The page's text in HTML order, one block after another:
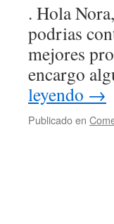
. Hola
podrias
mejores
encargo
leyendo →
Publicado en